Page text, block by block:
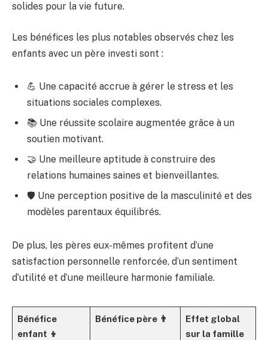
solides pour la vie future.
Les bénéfices les plus notables observés chez les
enfants avec un père investi sont :
💪 Une capacité accrue à gérer le stress et les
situations sociales complexes.
📚 Une réussite scolaire augmentée grâce à un
soutien motivant.
🤝 Une meilleure aptitude à construire des
relations humaines saines et bienveillantes.
🛡️ Une perception positive de la masculinité et des
modèles parentaux équilibrés.
De plus, les pères eux-mêmes profitent d’une
satisfaction personnelle renforcée, d’un sentiment
d’utilité et d’une meilleure harmonie familiale.
Bénéfice
enfant 👦
Bénéfice père 👨
Effet global
sur la famille